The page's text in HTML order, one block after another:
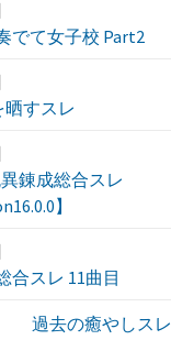
でて女子校 Part2
晒すスレ
異錬成総合スレ
】
合スレ 11曲目
過去の癒やしス